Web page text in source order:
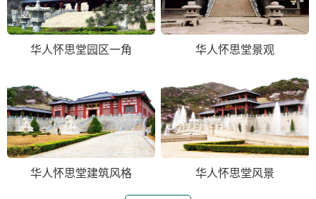
华人怀思堂园区一角 华人怀思堂景观
华人怀思堂建筑风格 华人怀思堂风景